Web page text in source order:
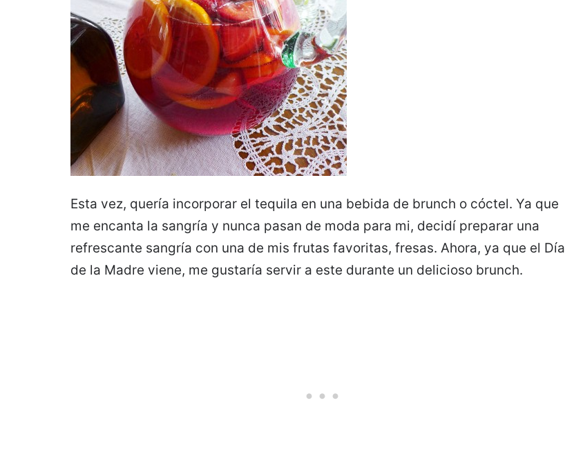
Esta vez, quería incorporar el tequila en una bebida de brunch o cóctel. Ya que
me encanta la sangría y nunca pasan de moda para mi, decidí preparar una
refrescante sangría con una de mis frutas favoritas, fresas. Ahora, ya que el Día
de la Madre viene, me gustaría servir a este durante un delicioso brunch.